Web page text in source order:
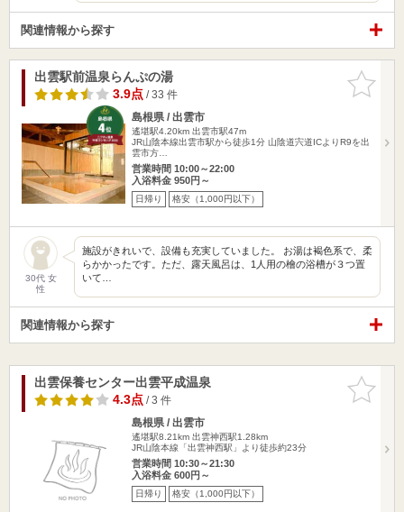
関連情報から探す
お気に入
りに追加
出雲駅前温泉らんぷの湯
3.9点/ 33 件
島根県 / 出雲市
遙堪駅4.20km 出雲市駅47m
JR山陰本線出雲市駅から徒歩1分 山陰道宍道ICよりR9を出
雲市方…
営業時間 10:00～22:00
入浴料金 950円～
日帰り 格安（1,000円以下）
30代 女
性
施設がきれいで、設備も充実していました。 お湯は褐色系で、柔
らかかったです。ただ、露天風呂は、1人用の檜の浴槽が３つ置
いて…
関連情報から探す
お気に入
りに追加
出雲保養センター出雲平成温泉
4.3点/ 3 件
島根県 / 出雲市
遙堪駅8.21km 出雲神西駅1.28km
JR山陰本線「出雲神西駅」より徒歩約23分
営業時間 10:30～21:30
入浴料金 600円～
日帰り 格安（1,000円以下）